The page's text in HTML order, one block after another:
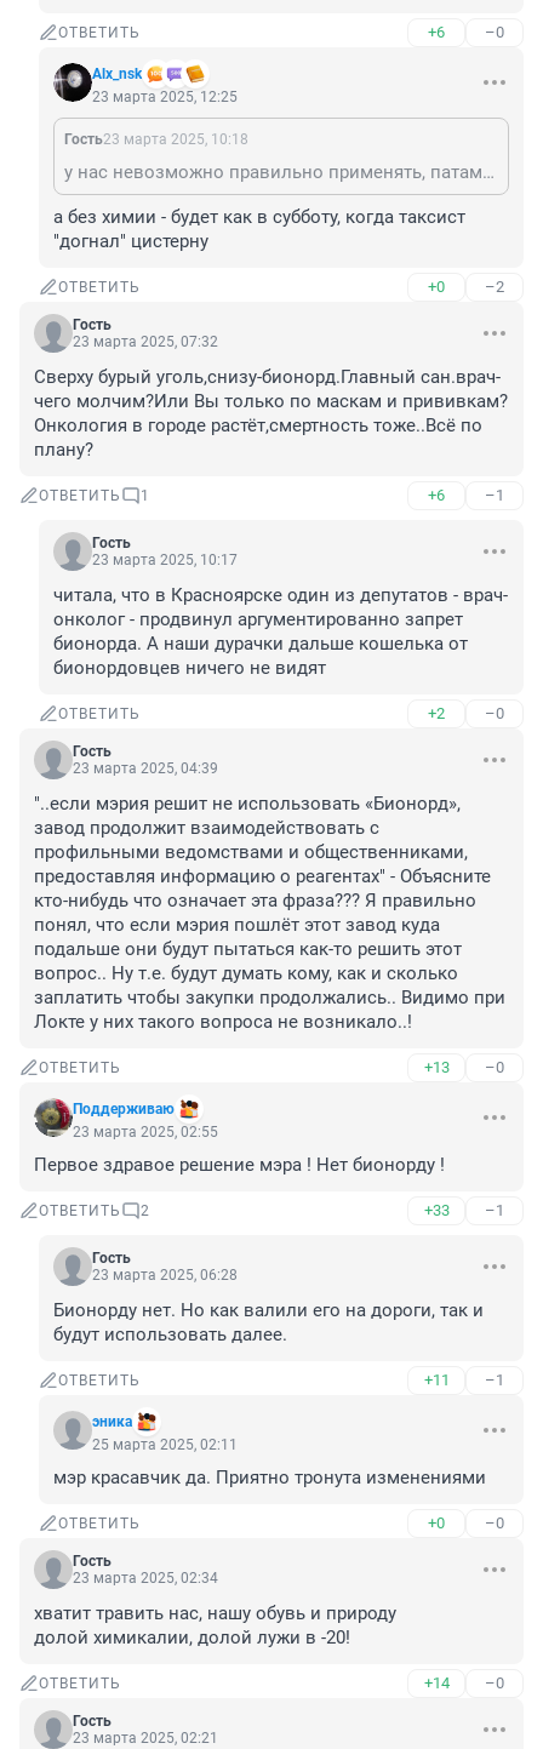
ОТВЕТИТЬ +6 –0
Alx_nsk
23 марта 2025, 12:25
Гость23 марта 2025, 10:18
у нас невозможно правильно применять, патамушта 1. экономят деньги на уборку 2. кривые дороги, откуда из ям и колей хрен уберется этот бионорд. Вывод - идите в пим с вашей химией.
а без химии - будет как в субботу, когда таксист
"догнал" цистерну
ОТВЕТИТЬ +0 –2
Гость
23 марта 2025, 07:32
Сверху бурый уголь,снизу-бионорд.Главный сан.врач-
чего молчим?Или Вы только по маскам и прививкам?
Онкология в городе растёт,смертность тоже..Всё по
плану?
ОТВЕТИТЬ 1 +6 –1
Гость
23 марта 2025, 10:17
читала, что в Красноярске один из депутатов - врач-
онколог - продвинул аргументированно запрет
бионорда. А наши дурачки дальше кошелька от
бионордовцев ничего не видят
ОТВЕТИТЬ +2 –0
Гость
23 марта 2025, 04:39
"..если мэрия решит не использовать «Бионорд»,
завод продолжит взаимодействовать с
профильными ведомствами и общественниками,
предоставляя информацию о реагентах" - Объясните
кто-нибудь что означает эта фраза??? Я правильно
понял, что если мэрия пошлёт этот завод куда
подальше они будут пытаться как-то решить этот
вопрос.. Ну т.е. будут думать кому, как и сколько
заплатить чтобы закупки продолжались.. Видимо при
Локте у них такого вопроса не возникало..!
ОТВЕТИТЬ +13 –0
Поддерживаю
23 марта 2025, 02:55
Первое здравое решение мэра ! Нет бионорду !
ОТВЕТИТЬ 2 +33 –1
Гость
23 марта 2025, 06:28
Бионорду нет. Но как валили его на дороги, так и
будут использовать далее.
ОТВЕТИТЬ +11 –1
эника
25 марта 2025, 02:11
мэр красавчик да. Приятно тронута изменениями
ОТВЕТИТЬ +0 –0
Гость
23 марта 2025, 02:34
хватит травить нас, нашу обувь и природу
долой химикалии, долой лужи в -20!
ОТВЕТИТЬ +14 –0
Гость
23 марта 2025, 02:21